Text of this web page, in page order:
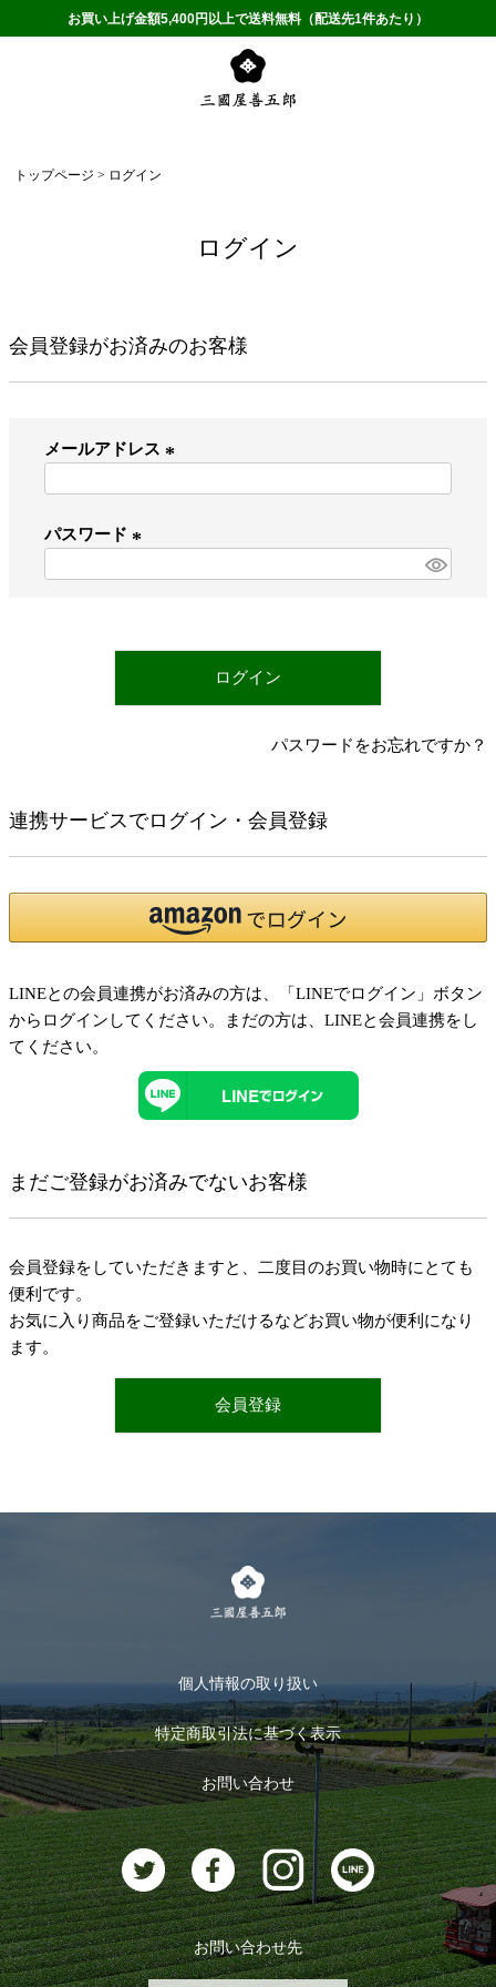
お買い上げ金額5,400円以上で送料無料（配送先1件あたり）
トップページ ログイン
ログイン
会員登録がお済みのお客様
メールアドレス
パスワード
)
ログイン
パスワードをお忘れですか？
連携サービスでログイン・会員登録
LINEとの会員連携がお済みの方は、「LINEでログイン」ボタン
からログインしてください。まだの方は、 LINEと会員連携をし
てください。
まだご登録がお済みでないお客様
会員登録をしていただきますと、二度目のお買い物時にとても
便利です。
お気に入り商品をご登録いただけるなどお買い物が便利になり
ます。
会員登録
個人情報の取り扱い
特定商取引法に基づく表示
お問い合わせ
お問い合わせ先